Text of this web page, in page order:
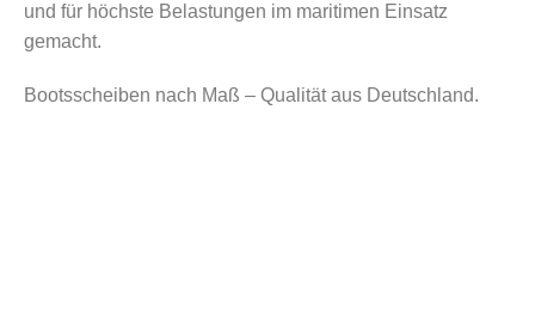
und für höchste Belastungen im maritimen Einsatz
gemacht.
Bootsscheiben nach Maß – Qualität aus Deutschland.